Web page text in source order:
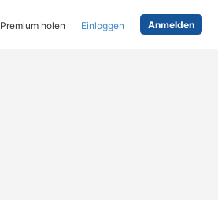
Premium holen Einloggen Anmelden